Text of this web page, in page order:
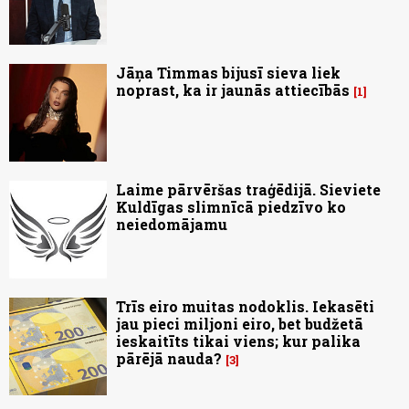
Jāņa Timmas bijusī sieva liek
noprast, ka ir jaunās attiecībās
1
Laime pārvēršas traģēdijā. Sieviete
Kuldīgas slimnīcā piedzīvo ko
neiedomājamu
Trīs eiro muitas nodoklis. Iekasēti
jau pieci miljoni eiro, bet budžetā
ieskaitīts tikai viens; kur palika
pārējā nauda? 3